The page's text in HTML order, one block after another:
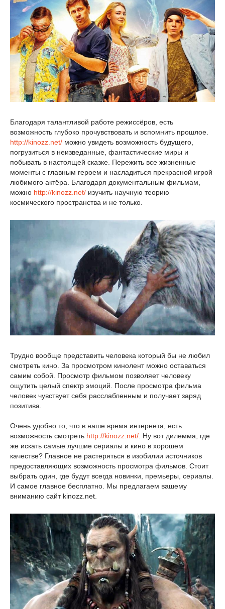
Благодаря талантливой работе режиссёров, есть
возможность глубоко прочувствовать и вспомнить прошлое.
http://kinozz.net/ можно увидеть возможность будущего,
погрузиться в неизведанные, фантастические миры и
побывать в настоящей сказке. Пережить все жизненные
моменты с главным героем и насладиться прекрасной игрой
любимого актёра. Благодаря документальным фильмам,
можно http://kinozz.net/ изучить научную теорию
космического пространства и не только.
Трудно вообще представить человека который бы не любил
смотреть кино. За просмотром кинолент можно оставаться
самим собой. Просмотр фильмом позволяет человеку
ощутить целый спектр эмоций. После просмотра фильма
человек чувствует себя расслабленным и получает заряд
позитива.
Очень удобно то, что в наше время интернета, есть
возможность смотреть http://kinozz.net/ . Ну вот дилемма, где
же искать самые лучшие сериалы и кино в хорошем
качестве? Главное не растеряться в изобилии источников
предоставляющих возможность просмотра фильмов. Стоит
выбрать один, где будут всегда новинки, премьеры, сериалы.
И самое главное бесплатно. Мы предлагаем вашему
вниманию сайт kinozz.net.